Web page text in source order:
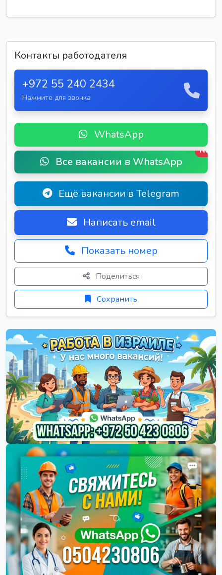
Контакты работодателя
+972 55 240 2434
Нажмите для звонка
WhatsApp
Все вакансии в WhatsApp
New
Ещё вакансии в Telegram
Написать email
Показать номер
Поделиться
Сохранить